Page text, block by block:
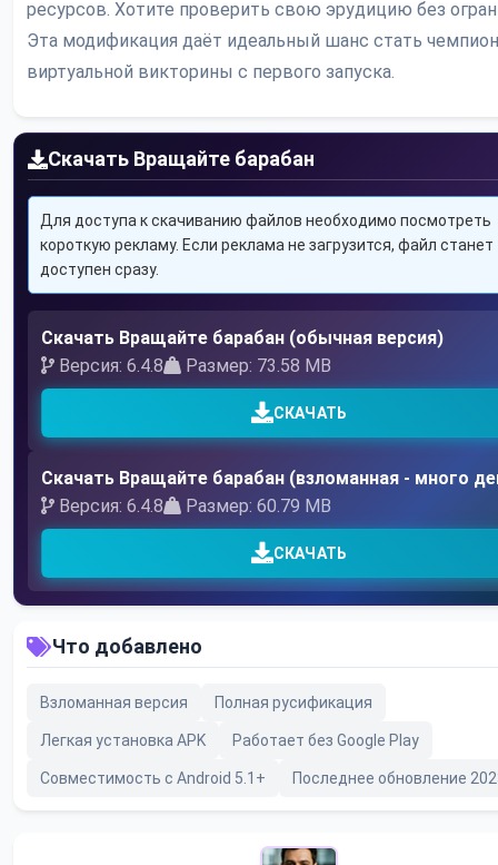
ресурсов. Хотите проверить свою эрудицию без
Эта модификация даёт идеальный шанс стать
виртуальной викторины с первого запуска.
Скачать Вращайте барабан
Для доступа к скачиванию файлов необходимо посмотреть
короткую рекламу. Если реклама не загрузится, файл станет
доступен сразу.
Скачать Вращайте барабан (обычная версия)
Версия: 6.4.8
Размер: 73.58 MB
СКАЧАТЬ
Скачать Вращайте барабан (взломанная - много
Версия: 6.4.8
Размер: 60.79 MB
СКАЧАТЬ
Что добавлено
Взломанная версия Полная русификация
Легкая установка APK Работает без Google Play
Совместимость с Android 5.1+ Последнее обновление